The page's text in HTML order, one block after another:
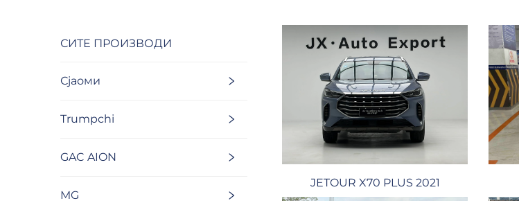
СИТЕ ПРОИЗВОДИ
Сјаоми
Trumpchi
GAC AION
MG
JETOUR X70 PLUS 2021